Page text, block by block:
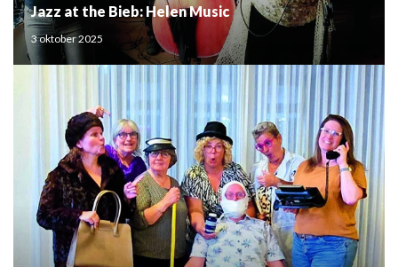
Jazz at the Bieb: Helen Music
3 oktober 2025